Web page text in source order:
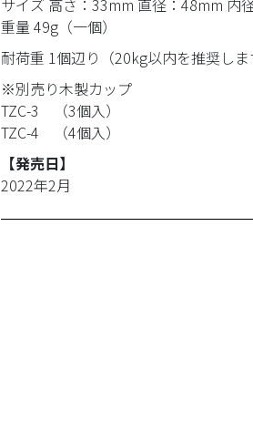
重量 49g（一個）
耐荷重 1個辺り（20kg以内を推奨しま
※別売り木製カップ
TZC-3 （3個入）
TZC-4 （4個入）
【発売日】
2022年2月